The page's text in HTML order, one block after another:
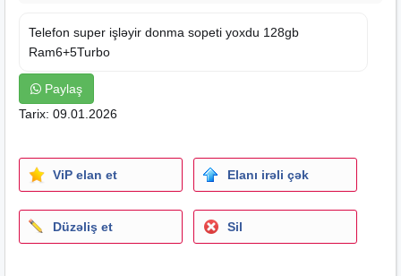
Telefon super işləyir donma sopeti yoxdu 128gb
Ram6+5Turbo
Paylaş
Tarix: 09.01.2026
ViP elan et Elanı irəli çək
Düzəliş et Sil